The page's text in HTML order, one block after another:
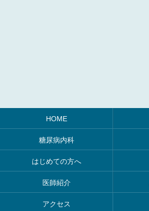
HOME
糖尿病内科
はじめての方へ
医師紹介
アクセス